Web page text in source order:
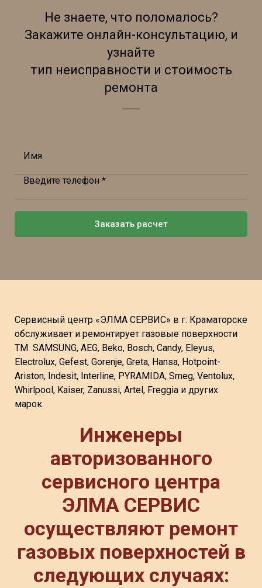
Не знаете, что поломалось?
Закажите онлайн-консультацию, и
узнайте
тип неисправности и стоимость
ремонта
Имя
Введите телефон *
Заказать расчет
Сервисный центр «ЭЛМА СЕРВИС» в г. Краматорске
обслуживает и ремонтирует газовые поверхности
ТМ SAMSUNG, AEG, Beko, Bosch, Candy, Eleyus,
Electrolux, Gefest, Gorenje, Greta, Hansa, Hotpoint-
Ariston, Indesit, Interline, PYRAMIDA, Smeg, Ventolux,
Whirlpool, Kaiser, Zanussi, Artel, Freggia и других
марок.
Инженеры
авторизованного
сервисного центра
ЭЛМА СЕРВИС
осуществляют ремонт
газовых поверхностей в
следующих случаях: